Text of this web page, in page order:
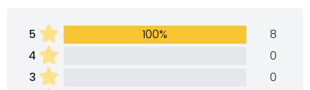
5 100%
8
4
0
3
0